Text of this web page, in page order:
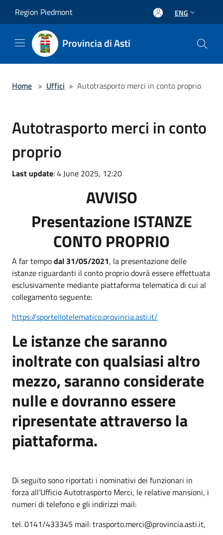
Region Piedmont ENG
Provincia di Asti
Home > Uffici > Autotrasporto merci in conto proprio
Autotrasporto merci in conto
proprio
Last update: 4 June 2025, 12:20
AVVISO
Presentazione ISTANZE
CONTO PROPRIO
A far tempodal 31/05/2021, la presentazione delle
istanze riguardanti il conto proprio dovrà essere effettuata
esclusivamente mediante piattaforma telematica di cui al
collegamento seguente:
https://sportellotelematico.provincia.asti.it/
Le istanze che saranno
inoltrate con qualsiasi altro
mezzo, saranno considerate
nulle e dovranno essere
ripresentate attraverso la
piattaforma.
Di seguito sono riportati i nominativi dei funzionari in
forza all’Ufficio Autotrasporto Merci, le relative mansioni, i
numeri di telefono e gli indirizzi mail:
tel. 0141/433345 mail: trasporto.merci@provincia.asti.it,